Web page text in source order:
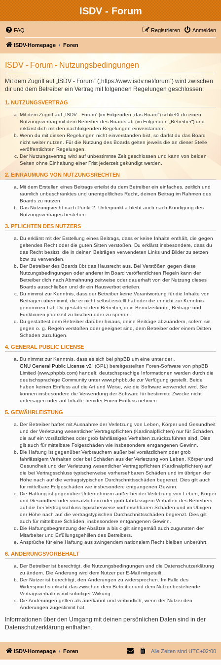
ISDV - Forum
FAQ Anmelden
Registrieren
ISDV-Homepage Foren
ISDV - Forum - Nutzungsbedingungen
Mit dem Zugriff auf „ISDV - Forum“ („https://www.isdv.net/forum“) wird zwischen
dir und dem Betreiber ein Vertrag mit folgenden Regelungen geschlossen:
1. NUTZUNGSVERTRAG
Mit dem Zugriff auf „ISDV - Forum“ (im Folgenden „das Board“) schließt du einen
Nutzungsvertrag mit dem Betreiber des Boards ab (im Folgenden „Betreiber“) und
erklärst dich mit den nachfolgenden Regelungen einverstanden.
Wenn du mit diesen Regelungen nicht einverstanden bist, so darfst du das Board
nicht weiter nutzen. Für die Nutzung des Boards gelten jeweils die an dieser Stelle
veröffentlichten Regelungen.
Der Nutzungsvertrag wird auf unbestimmte Zeit geschlossen und kann von beiden
Seiten ohne Einhaltung einer Frist jederzeit gekündigt werden.
2. EINRÄUMUNG VON NUTZUNGSRECHTEN
Mit dem Erstellen eines Beitrags erteilst du dem Betreiber ein einfaches, zeitlich und
räumlich unbeschränktes und unentgeltliches Recht, deinen Beitrag im Rahmen des
Boards zu nutzen.
Das Nutzungsrecht nach Punkt 2, Unterpunkt a bleibt auch nach Kündigung des
Nutzungsvertrages bestehen.
3. PFLICHTEN DES NUTZERS
Du erklärst mit der Erstellung eines Beitrags, dass er keine Inhalte enthält, die gegen
geltendes Recht oder die guten Sitten verstoßen. Du erklärst insbesondere, dass du
das Recht besitzt, die in deinen Beiträgen verwendeten Links und Bilder zu setzen
bzw. zu verwenden.
Der Betreiber des Boards übt das Hausrecht aus. Bei Verstößen gegen diese
Nutzungsbedingungen oder anderer im Board veröffentlichten Regeln kann der
Betreiber dich nach Abmahnung zeitweise oder dauerhaft von der Nutzung dieses
Boards ausschließen und dir ein Hausverbot erteilen.
Du nimmst zur Kenntnis, dass der Betreiber keine Verantwortung für die Inhalte von
Beiträgen übernimmt, die er nicht selbst erstellt hat oder die er nicht zur Kenntnis
genommen hat. Du gestattest dem Betreiber, dein Benutzerkonto, Beiträge und
Funktionen jederzeit zu löschen oder zu sperren.
Du gestattest dem Betreiber darüber hinaus, deine Beiträge abzuändern, sofern sie
gegen o. g. Regeln verstoßen oder geeignet sind, dem Betreiber oder einem Dritten
Schaden zuzufügen.
4. GENERAL PUBLIC LICENSE
Du nimmst zur Kenntnis, dass es sich bei phpBB um eine unter der „
GNU General Public License v2“ (GPL) bereitgestellten Foren-Software von phpBB
Limited (www.phpbb.com) handelt; deutschsprachige Informationen werden durch die
deutschsprachige Community unter www.phpbb.de zur Verfügung gestellt. Beide
haben keinen Einfluss auf die Art und Weise, wie die Software verwendet wird. Sie
können insbesondere die Verwendung der Software für bestimmte Zwecke nicht
untersagen oder auf Inhalte fremder Foren Einfluss nehmen.
5. GEWÄHRLEISTUNG
Der Betreiber haftet mit Ausnahme der Verletzung von Leben, Körper und Gesundheit
und der Verletzung wesentlicher Vertragspflichten (Kardinalpflichten) nur für Schäden,
die auf ein vorsätzliches oder grob fahrlässiges Verhalten zurückzuführen sind. Dies
gilt auch für mittelbare Folgeschäden wie insbesondere entgangenen Gewinn.
Die Haftung ist gegenüber Verbrauchern außer bei vorsätzlichem oder grob
fahrlässigem Verhalten oder bei Schäden aus der Verletzung von Leben, Körper und
Gesundheit und der Verletzung wesentlicher Vertragspflichten (Kardinalpflichten) auf
die bei Vertragsschluss typischerweise vorhersehbaren Schäden und im übrigen der
Höhe nach auf die vertragstypischen Durchschnittsschäden begrenzt. Dies gilt auch
für mittelbare Folgeschäden wie insbesondere entgangenen Gewinn.
Die Haftung ist gegenüber Unternehmern außer bei der Verletzung von Leben, Körper
und Gesundheit oder vorsätzlichem oder grob fahrlässigem Verhalten des Betreibers
auf die bei Vertragsschluss typischerweise vorhersehbaren Schäden und im Übrigen
der Höhe nach auf die vertragstypischen Durchschnittsschäden begrenzt. Dies gilt
auch für mittelbare Schäden, insbesondere entgangenen Gewinn.
Die Haftungsbegrenzung der Absätze a bis c gilt sinngemäß auch zugunsten der
Mitarbeiter und Erfüllungsgehilfen des Betreibers.
Ansprüche für eine Haftung aus zwingendem nationalem Recht bleiben unberührt.
6. ÄNDERUNGSVORBEHALT
Der Betreiber ist berechtigt, die Nutzungsbedingungen und die Datenschutzerklärung
zu ändern. Die Änderung wird dem Nutzer per E-Mail mitgeteilt.
Der Nutzer ist berechtigt, den Änderungen zu widersprechen. Im Falle des
Widerspruchs erlischt das zwischen dem Betreiber und dem Nutzer bestehende
Vertragsverhältnis mit sofortiger Wirkung.
Die Änderungen gelten als anerkannt und verbindlich, wenn der Nutzer den
Änderungen zugestimmt hat.
Informationen über den Umgang mit deinen persönlichen Daten sind in der
Datenschutzerklärung enthalten.
ISDV-Homepage Foren Alle Zeiten sind UTC+02:00